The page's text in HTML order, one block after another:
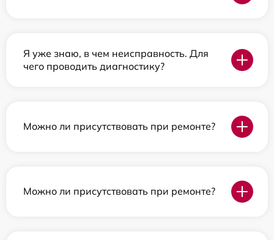
Я уже знаю, в чем неисправность. Для
чего проводить диагностику?
Можно ли присутствовать при ремонте?
Можно ли присутствовать при ремонте?